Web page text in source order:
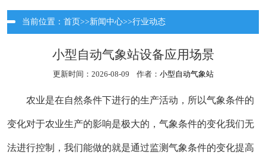
当前位置： 首页>>新闻中心>>行业动态
小型自动气象站设备应用场景
更新时间：2026-08-09 作者： 小型自动气象站
农业是在自然条件下进行的生产活动，所以气象条件的
变化对于农业生产的影响是极大的，气象条件的变化我们无
法进行控制，我们能做的就是通过监测气象条件的变化提高